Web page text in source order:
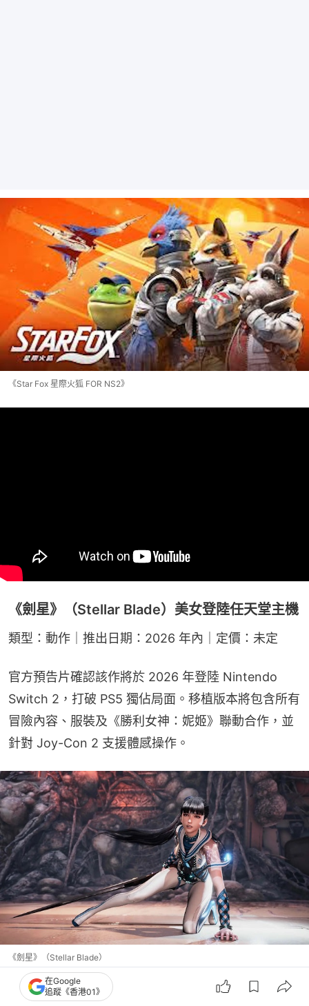
《Star Fox 星際火狐 FOR NS2》
《劍星》（Stellar Blade）美女登陸任天堂主機
類型：動作｜推出日期：2026 年內｜定價：未定
官方預告片確認該作將於 2026 年登陸 Nintendo
Switch 2，打破 PS5 獨佔局面。移植版本將包含所有
冒險內容、服裝及《勝利女神：妮姬》聯動合作，並
針對 Joy-Con 2 支援體感操作。
《劍星》（Stellar Blade）
在Google
追蹤《香港01》